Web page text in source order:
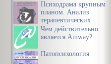
Психодрама крупным
планом. Анализ
терапевтических
механизмов
Чем действительно
является Amway?
Патопсихология